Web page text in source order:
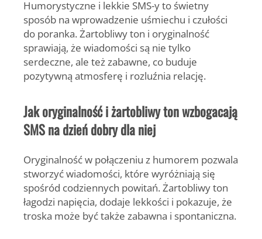
Humorystyczne i lekkie SMS-y to świetny
sposób na wprowadzenie uśmiechu i czułości
do poranka. Żartobliwy ton i oryginalność
sprawiają, że wiadomości są nie tylko
serdeczne, ale też zabawne, co buduje
pozytywną atmosferę i rozluźnia relację.
Jak oryginalność i żartobliwy ton wzbogacają
SMS na dzień dobry dla niej
Oryginalność w połączeniu z humorem pozwala
stworzyć wiadomości, które wyróżniają się
spośród codziennych powitań. Żartobliwy ton
łagodzi napięcia, dodaje lekkości i pokazuje, że
troska może być także zabawna i spontaniczna.